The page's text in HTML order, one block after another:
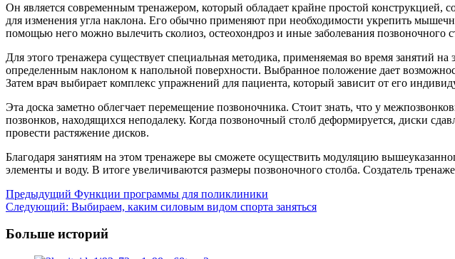
Он является современным тренажером, который обладает крайне простой
для изменения угла наклона. Его обычно применяют при необходимости укрепить
помощью него можно вылечить сколиоз, остеохондроз и иные заболевания позвоночного
Для этого тренажера существует специальная методика, применяемая во время занятий
определенным наклоном к напольной поверхности. Выбранное положение дает
Затем врач выбирает комплекс упражнений для пациента, который зависит от его
Эта доска заметно облегчает перемещение позвоночника. Стоит знать, что у
позвонков, находящихся неподалеку. Когда позвоночный столб деформируется, диски
провести растяжение дисков.
Благодаря занятиям на этом тренажере вы сможете осуществить модуляцию
элементы и воду. В итоге увеличиваются размеры позвоночного столба. Создатель
Навигация
записи
Предыдущий Функции программы для поликлиники
Следующий: Выбираем, каким силовым видом спорта заняться
Больше историй